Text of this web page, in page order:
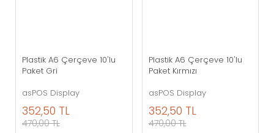
Plastik A6 Çerçeve 10'lu
Paket Gri
asPOS Display
352,50 TL
470,00 TL
Plastik A6 Çerçeve 10'lu
Paket Kırmızı
asPOS Display
352,50 TL
470,00 TL